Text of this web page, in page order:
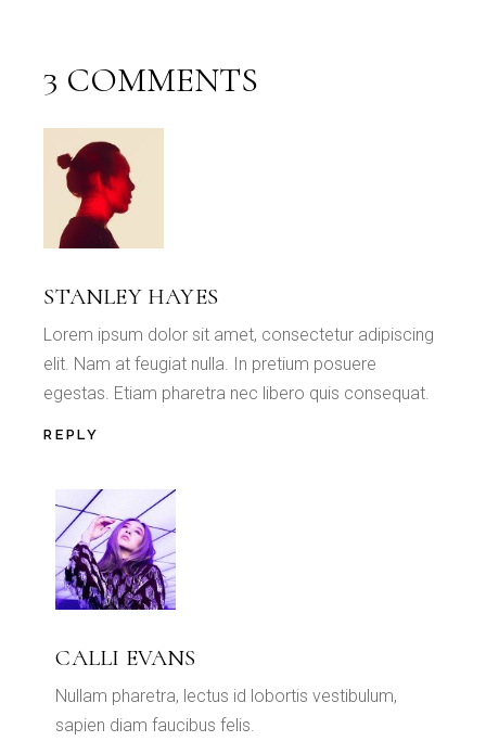
3 COMMENTS
STANLEY HAYES
Lorem ipsum dolor sit amet, consectetur adipiscing
elit. Nam at feugiat nulla. In pretium posuere
egestas. Etiam pharetra nec libero quis consequat.
REPLY
CALLI EVANS
Nullam pharetra, lectus id lobortis vestibulum,
sapien diam faucibus felis.